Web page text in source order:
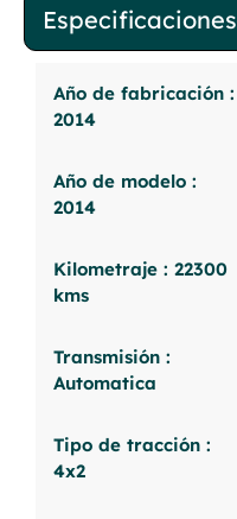
Especificaciones
Año de fabricación :
2014
Año de modelo :
2014
Kilometraje : 22300
kms
Transmisión :
Automatica
Tipo de tracción :
4x2